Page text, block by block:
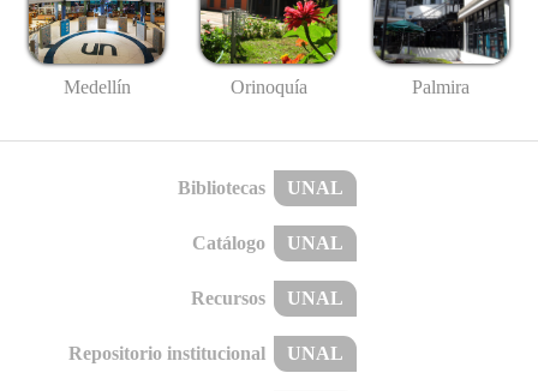
Medellín Orinoquía Palmira
Bibliotecas UNAL
Catálogo UNAL
Recursos UNAL
Repositorio institucional UNAL